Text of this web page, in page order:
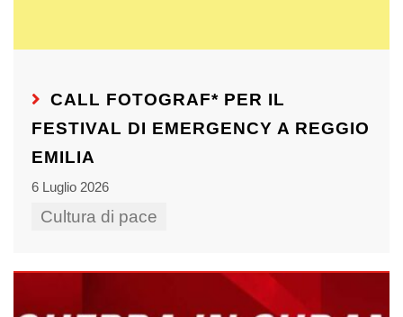
CALL FOTOGRAF* PER IL
FESTIVAL DI EMERGENCY A REGGIO
EMILIA
6 Luglio 2026
Cultura di pace